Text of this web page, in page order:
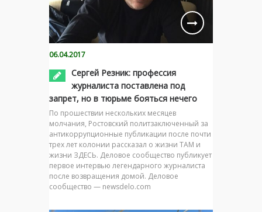
06.04.2017
Сергей Резник: профессия
журналиста поставлена под
запрет, но в тюрьме бояться нечего
По прошествии нескольких месяцев
молчания, Ростовский политзаключенный за
антикоррупционные публикации после почти
трех лет колонии рассказал о жизни ТАМ и
жизни ЗДЕСЬ. Деловое сообщество публикует
первое интервью легендарного журналиста
после возвращения домой. Деловое
сообщество — newsdelo.com